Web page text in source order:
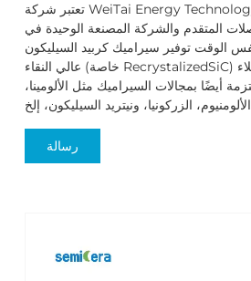
تعتبر شركة WeiTai Energy Technology Co., Ltd. موردًا رائدًا
المتقدم والشركة المصنعة الوحيدة في
الوقت توفير سيراميك كربيد السيليكون
عالي النقاء (خاصة RecrystalizedSiC) وطلاء CVD SiC. بالإضافة
أيضًا بمجالات السيراميك مثل الألومينا،
رسالة